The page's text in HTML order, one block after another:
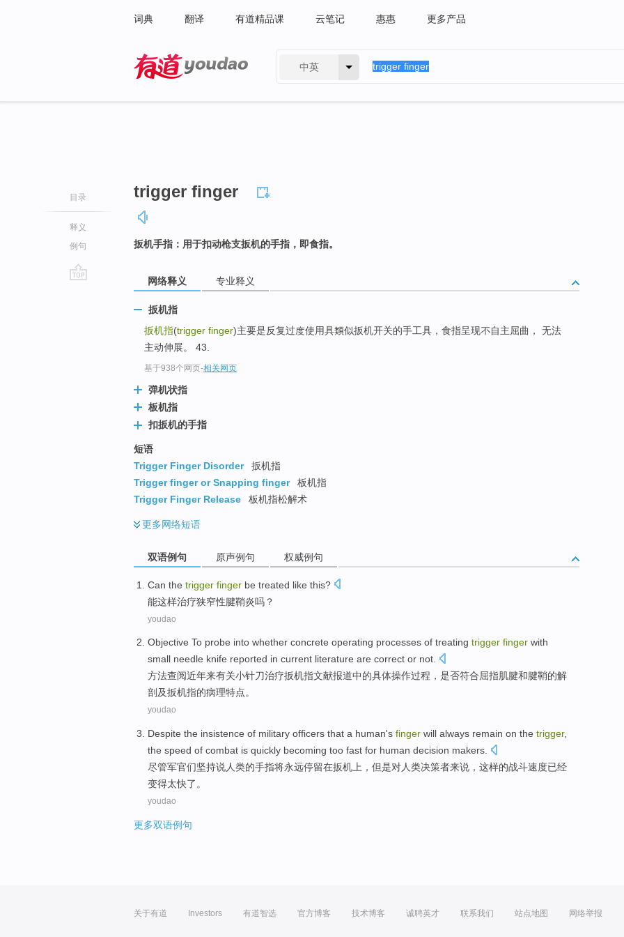
词典 翻译 有道精品课 云笔记 惠惠 更多产品
中英
目录
释义
例句
trigger finger
扳机手指：用于扣动枪支扳机的手指，即食指。
网络释义 专业释义
扳机指
扳机指(trigger finger)主要是反复过度使用具類似扳机开关的手工具，食指呈现不自主屈曲， 无法
主动伸展。 43.
基于938个网页-相关网页
弹机状指
板机指
扣扳机的手指
短语
Trigger Finger Disorder
扳机指
Trigger finger or Snapping finger
板机指
Trigger Finger Release
板机指松解术
更多网络短语
双语例句 原声例句 权威例句
Can the trigger finger be treated like this?
能这样治疗狭窄性腱鞘炎吗？
youdao
Objective To probe into whether concrete operating processes of treating trigger finger with
small needle knife reported in current literature are correct or not.
方法查阅近年来有关小针刀治疗扳机指文献报道中的具体操作过程 ， 是否符合屈指肌腱和腱鞘的解
剖及扳机指的病理特点。
youdao
Despite the insistence of military officers that a human's finger will always remain on the trigger,
the speed of combat is quickly becoming too fast for human decision makers
尽管军官们坚持说人类的手指将永远停留在扳机 上 ，但是对人类决策者来说， 这样的战斗速度已经
变得太快了 。
youdao
更多双语例句
关于有道 Investors 有道智选 官方博客 技术博客 诚聘英才 联系我们 站点地图 网络举报